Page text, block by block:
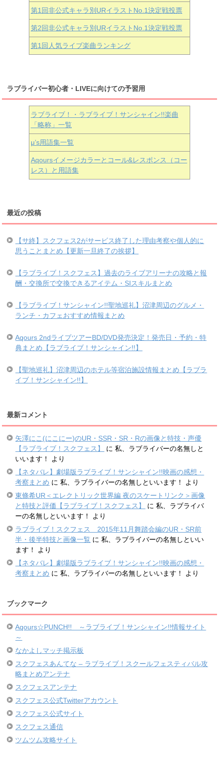
第1回非公式キャラ別URイラストNo.1決定戦投票
第2回非公式キャラ別URイラストNo.1決定戦投票
第1回人気ライブ楽曲ランキング
ラブライバー初心者・LIVEに向けての予習用
ラブライブ！・ラブライブ！サンシャイン!!楽曲
「略称」一覧
μ’s用語集一覧
Aqoursイメージカラーとコール&レスポンス（コー
レス）と用語集
最近の投稿
【サ終】スクフェス2がサービス終了した理由考察や個人的に
思うことまとめ【更新一旦終了の挨拶】
【ラブライブ！スクフェス】過去のライブアリーナの攻略と報
酬・交換所で交換できるアイテム・SIスキルまとめ
【ラブライブ！サンシャイン!!聖地巡礼】沼津周辺のグルメ・
ランチ・カフェおすすめ情報まとめ
Aqours 2ndライブツアーBD/DVD発売決定！発売日・予約・特
典まとめ【ラブライブ！サンシャイン!!】
【聖地巡礼】沼津周辺のホテル等宿泊施設情報まとめ【ラブラ
イブ！サンシャイン!!】
最新コメント
矢澤にこ(にこにー)のUR・SSR・SR・Rの画像と特技・声優
【ラブライブ！スクフェス】
に私、ラブライバーの名無しと
いいます！
より
【ネタバレ】劇場版ラブライブ！サンシャイン!!映画の感想・
考察まとめ に私、ラブライバーの名無しといいます！
より
東條希UR＜エレクトリック世界編 夜のスケートリンク＞画像
と特技と評価【ラブライブ！スクフェス】
に私、ラブライバ
ーの名無しといいます！
より
ラブライブ！スクフェス 2015年11月舞踏会編のUR・SR前
半・後半特技と画像一覧 に私、ラブライバーの名無しといい
ます！
より
【ネタバレ】劇場版ラブライブ！サンシャイン!!映画の感想・
考察まとめ に私、ラブライバーの名無しといいます！ より
ブックマーク
Aqours☆PUNCH!! ～ラブライブ！サンシャイン!!情報サイト
～
なかよしマッチ掲示板
スクフェスあんてな – ラブライブ！スクールフェスティバル攻
略まとめアンテナ
スクフェスアンテナ
スクフェス公式Twitterアカウント
スクフェス公式サイト
スクフェス通信
ツムツム攻略サイト